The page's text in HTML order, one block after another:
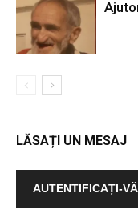
LĂSAȚI UN MESAJ
AUTENTIFICAȚI-